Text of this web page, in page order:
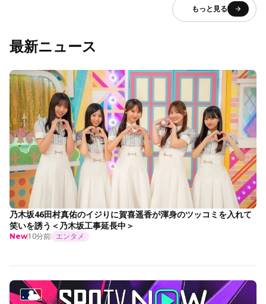
もっと見る
最新ニュース
乃木坂46田村真佑のイジりに賀喜遥香が渾身のツッコミを入れて
笑いを誘う＜乃木坂工事延長中＞
New10分前 エンタメ